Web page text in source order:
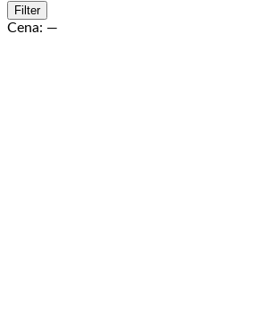
Minimálna
cena
Maximálna
cena
Filter
Cena: —